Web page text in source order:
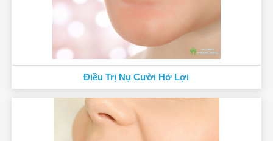
Điều Trị Nụ Cười Hở Lợi